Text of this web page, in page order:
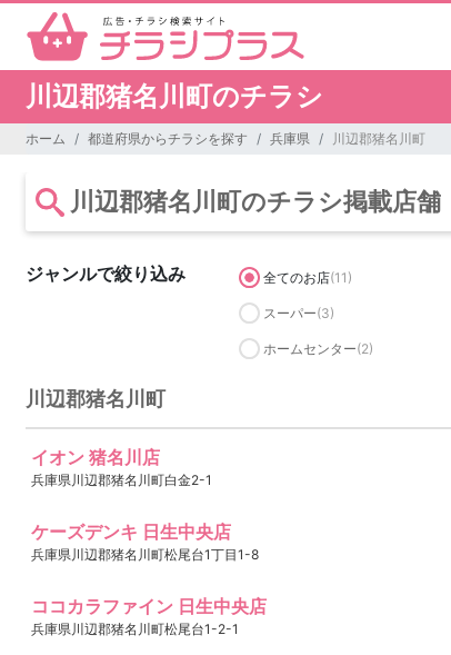
川辺郡猪名川町のチラシ
ホーム 都道府県からチラシを探す 兵庫県 川辺郡猪名川町
川辺郡猪名川町のチラシ掲載店舗
ジャンルで絞り込み 全てのお店(11)
スーパー(3)
ホームセンター(2)
川辺郡猪名川町
イオン 猪名川店
兵庫県川辺郡猪名川町白金2-1
ケーズデンキ 日生中央店
兵庫県川辺郡猪名川町松尾台1丁目1-8
ココカラファイン 日生中央店
兵庫県川辺郡猪名川町松尾台1-2-1